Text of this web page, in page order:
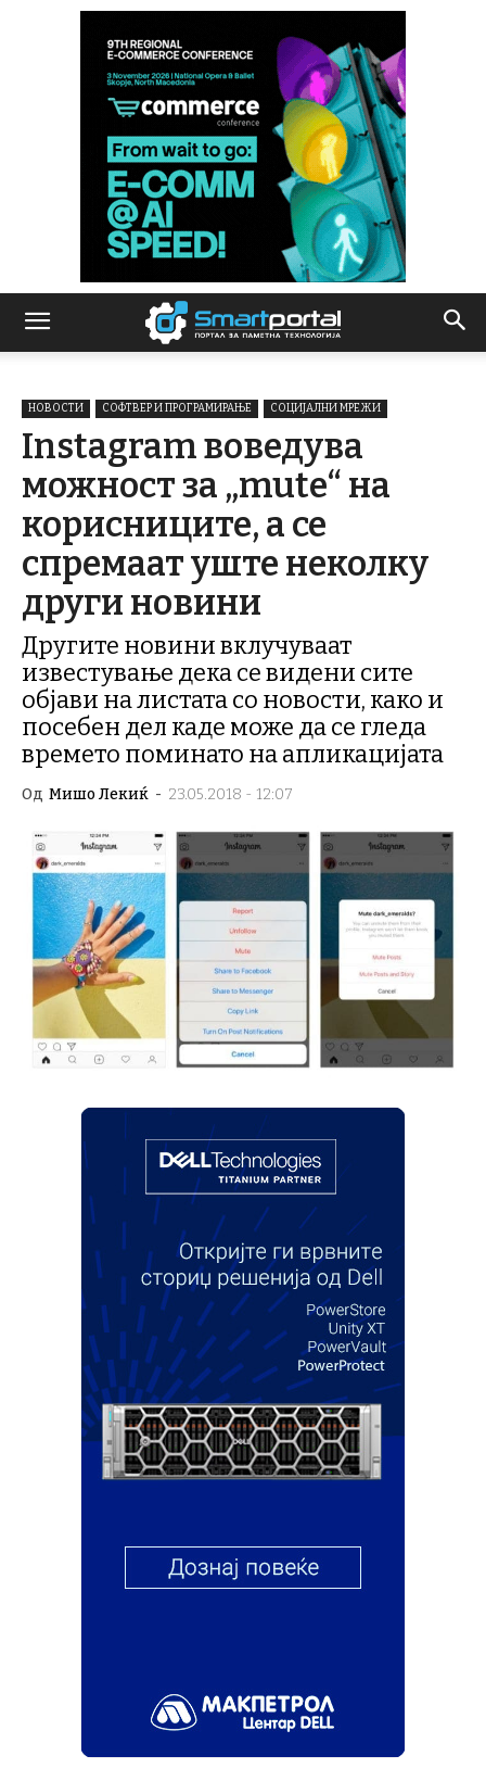
НОВОСТИ СОФТВЕР И ПРОГРАМИРАЊЕ СОЦИЈАЛНИ МРЕЖИ
Instagram воведува
можност за „mute“ на
корисниците, а се
спремаат уште неколку
други новини
Другите новини вклучуваат
известување дека се видени сите
објави на листата со новости, како и
посебен дел каде може да се гледа
времето поминато на апликацијата
Од Мишо Лекиќ - 23.05.2018 - 12:07